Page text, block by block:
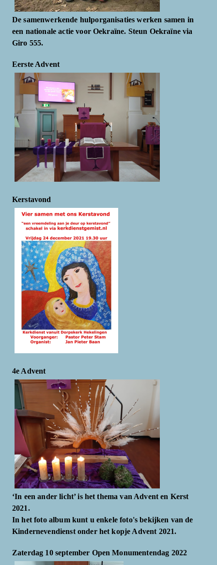
De samenwerkende hulporganisaties werken samen in
een nationale actie voor Oekraïne. Steun Oekraïne via
Giro 555.
Eerste Advent
Kerstavond
4e Advent
‘In een ander licht’ is het thema van Advent en Kerst
2021.
In het foto album kunt u enkele foto's bekijken van de
Kindernevendienst onder het kopje Advent 2021.
Zaterdag 10 september Open Monumentendag 2022